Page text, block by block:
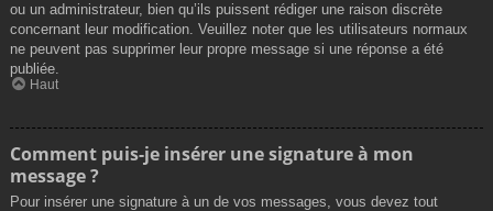
ou un administrateur, bien qu’ils puissent rédiger une raison discrète
concernant leur modification. Veuillez noter que les utilisateurs normaux
ne peuvent pas supprimer leur propre message si une réponse a été
publiée.
Haut
Comment puis-je insérer une signature à mon
message ?
Pour insérer une signature à un de vos messages, vous devez tout